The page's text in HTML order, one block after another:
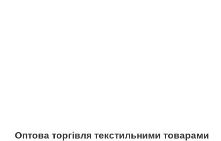
Оптова торгівля текстильними товарами